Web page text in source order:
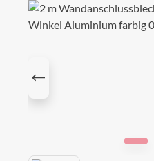
Bildergalerie überspringen